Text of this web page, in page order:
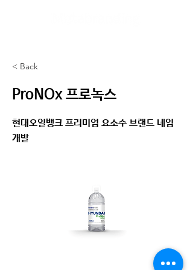
< Back
ProNOx 프로녹스
현대오일뱅크 프리미엄 요소수 브랜드 네임
개발